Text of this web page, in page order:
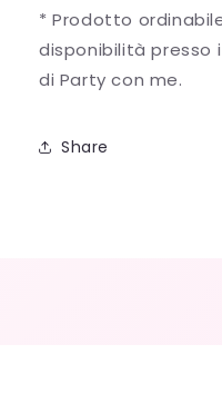
* Prodotto
disponibilità presso
di Party con me.
Share